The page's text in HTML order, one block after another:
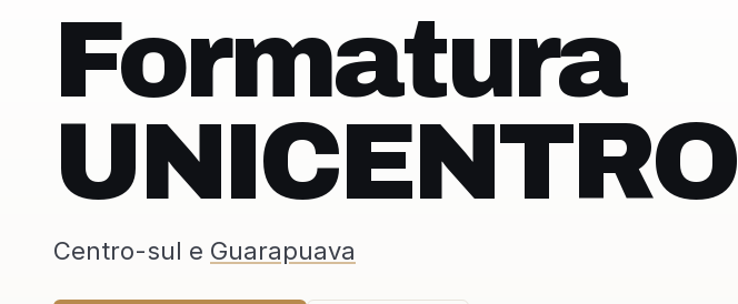
Formatura
UNICENTRO
Centro-sul e Guarapuava